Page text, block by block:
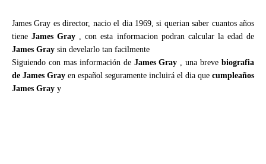
James Gray es director, nacio el dia 1969, si querian saber cuantos años
tieneJames Gray , con esta informacion podran calcular la edad de
James Gray sin develarlo tan facilmente
Siguiendo con mas información de James Gray , una brevebiografia
de James Gray en español seguramente incluirá el dia que cumpleaños
James Gray y